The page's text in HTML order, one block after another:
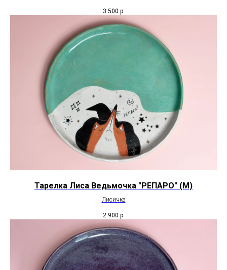
3 500 р.
Тарелка Лиса Ведьмочка "РЕПАРО" (М)
Лисичка
2 900 р.